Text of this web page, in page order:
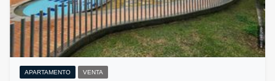
APARTAMENTO VENTA